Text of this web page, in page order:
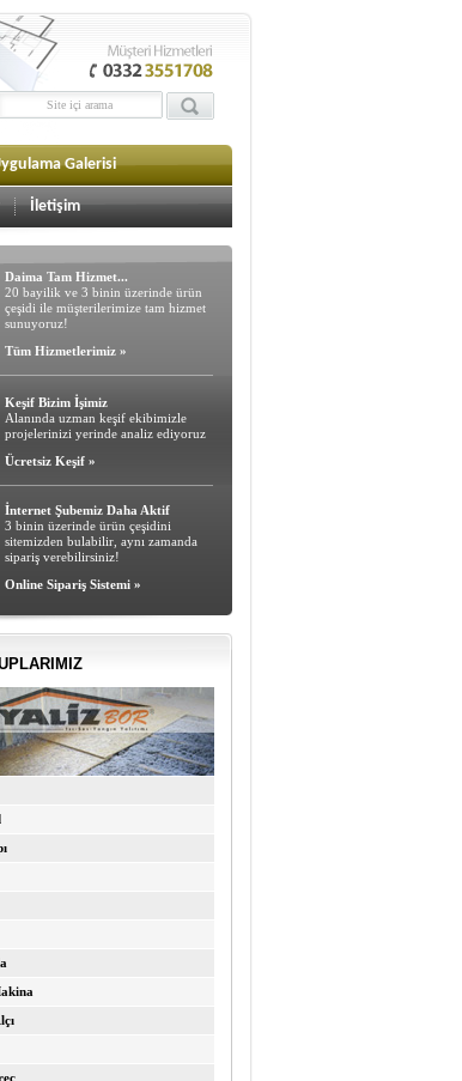
Galerisi
İletişim
Daima Tam Hizmet...
20 bayilik ve 3 binin üzerinde ürün
çeşidi ile müşterilerimize tam hizmet
sunuyoruz!
Tüm Hizmetlerimiz »
Keşif Bizim İşimiz
Alanında uzman keşif ekibimizle
projelerinizi yerinde analiz ediyoruz
Ücretsiz Keşif »
İnternet Şubemiz Daha Aktif
3 binin üzerinde ürün çeşidini
sitemizden bulabilir, aynı zamanda
sipariş verebilirsiniz!
Online Sipariş Sistemi »